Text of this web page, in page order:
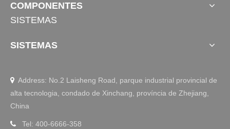
COMPONENTES
SISTEMAS
SISTEMAS
 Address: No.2 Laisheng Road, parque industrial provincial de
alta tecnologia, condado de Xinchang, província de Zhejiang,
China
 Tel: 400-6666-358